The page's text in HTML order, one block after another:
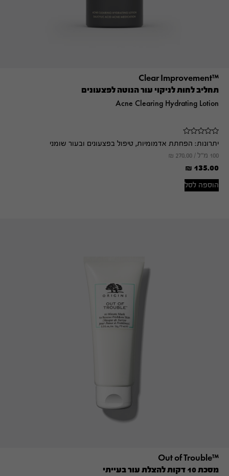
™Clear Improvement
תחליב לחות לניקוי עור הנוטה לפצעונים
Acne Clearing Hydrating Lotion
יתרונות: הפחתת אדמומיות, טיפול בפצעונים ובעור שומני
100 מ"ל / ₪ 270.00
₪ 135.00
הוספה לסל
™Out of Trouble
מסכת 10 דקות להצלת עור בעייתי